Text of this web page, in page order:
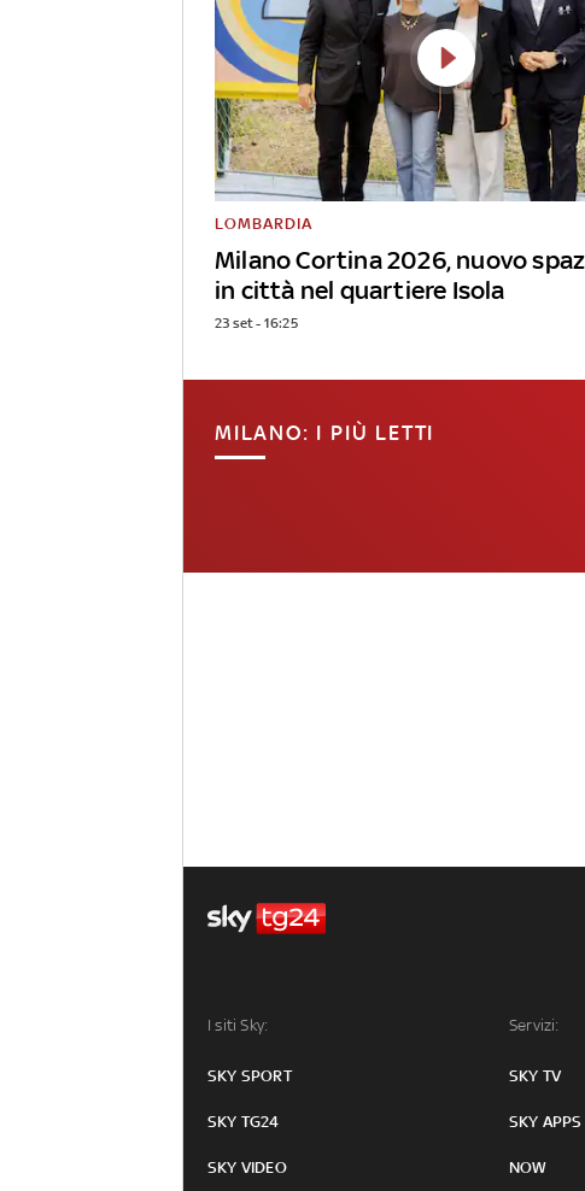
Milano Cortina 2026, nuovo
in città nel quartiere Isola
LOMBARDIA
23 set - 16:25
MILANO: I PIÙ LETTI
I siti Sky:
SKY SPORT
SKY TG24
SKY VIDEO
Servizi:
SKY TV
SKY APPS
NOW